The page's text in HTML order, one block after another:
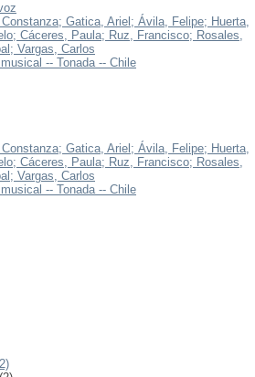
Gatica, Ariel; Ávila, Felipe; Huerta,
Cáceres, Paula; Ruz, Francisco; Rosales,
Vargas, Carlos
-- Tonada -- Chile
Gatica, Ariel; Ávila, Felipe; Huerta,
Cáceres, Paula; Ruz, Francisco; Rosales,
Vargas, Carlos
-- Tonada -- Chile